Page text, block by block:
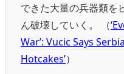
できた大量の兵器類を
ん破壊していく。 （
War’: Vucic Says
Hotcakes’）